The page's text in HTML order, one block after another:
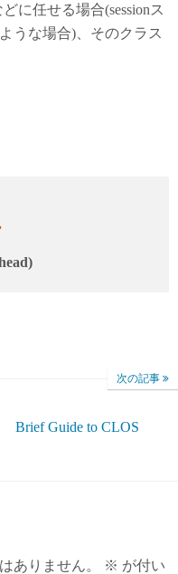
に任せる場合(sessionス
うな場合)、そのクラス
次の記事
Brief Guide to CLOS
ありません。 ※ が付い